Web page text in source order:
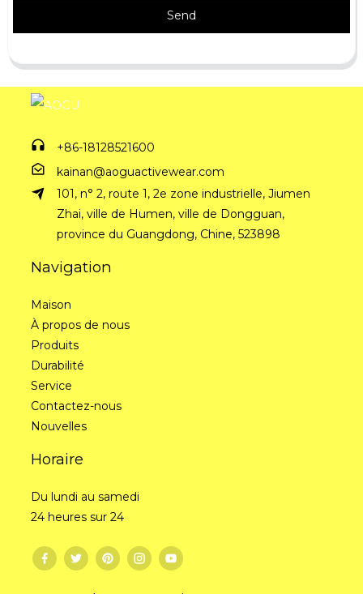
Send
+86-18128521600
kainan@aoguactivewear.com
101, n° 2, route 1, 2e zone industrielle, Jiumen
Zhai, ville de Humen, ville de Dongguan,
province du Guangdong, Chine, 523898
Navigation
Maison
À propos de nous
Produits
Durabilité
Service
Contactez-nous
Nouvelles
Horaire
Du lundi au samedi
24 heures sur 24